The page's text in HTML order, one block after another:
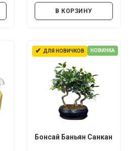
В КОРЗИНУ
✔ ДЛЯ НОВИЧКОВ НОВИНКА
Бонсай Баньян Санкан